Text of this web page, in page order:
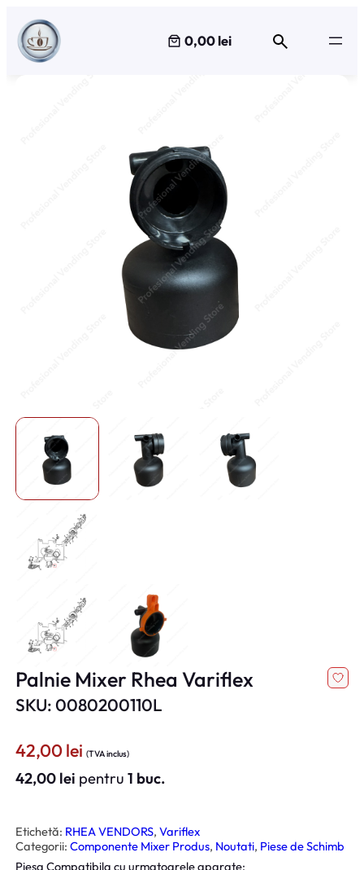
Sari
conținut
0,00 lei
Palnie Mixer Rhea Variflex
SKU: 0080200110L
42,00lei (TVA inclus)
42,00 lei pentru1 buc.
Etichetă: RHEA VENDORS, Variflex
Categorii:Componente Mixer Produs, Noutati, Piese de Schimb
Piesa Compatibila cu urmatoarele aparate: